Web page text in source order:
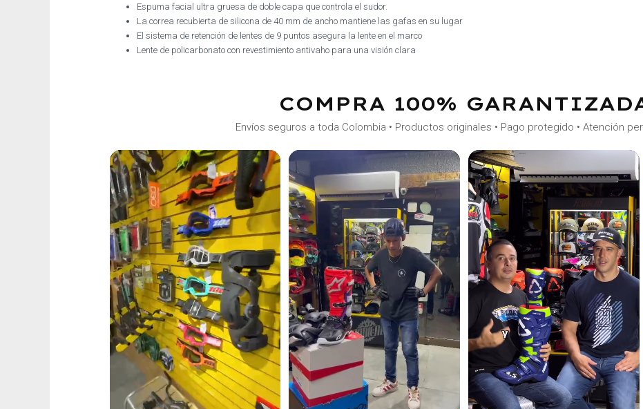
Espuma facial ultra gruesa de doble capa que controla el sudor.
La correa recubierta de silicona de 40 mm de ancho mantiene las gafas en su lugar
El sistema de retención de lentes de 9 puntos asegura la lente en el marco
Lente de policarbonato con revestimiento antivaho para una visión clara
COMPRA 100%
Envíos seguros a toda Colombia • Productos originales • Pago protegido • Atención